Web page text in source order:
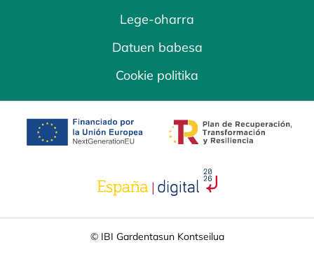
Lege-oharra
Datuen babesa
Cookie politika
opens in a new tab opens in a new
opens in a new tab
© IBI Gardentasun Kontseilua